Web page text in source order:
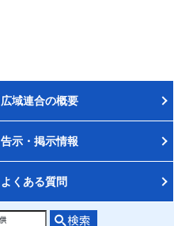
広域連合の概要
告示・掲示情報
よくある質問